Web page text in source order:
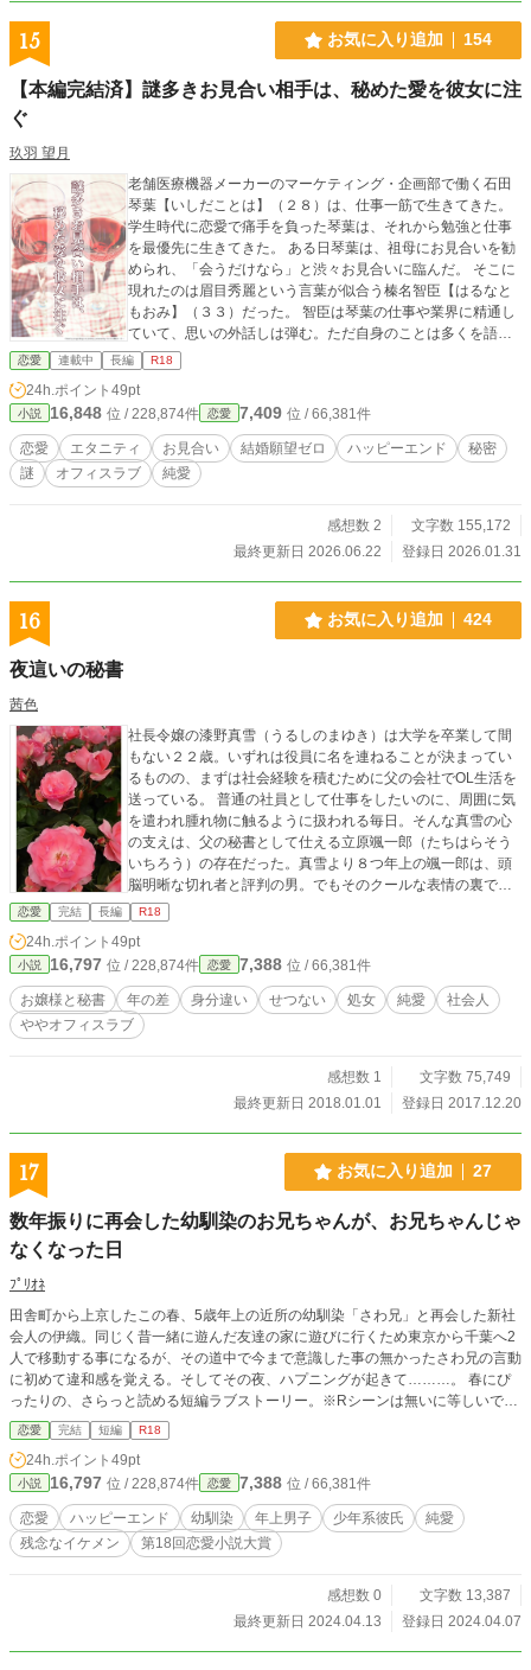
15 お気に入り追加 154
【本編完結済】謎多きお見合い相手は、秘めた愛を彼女に注
ぐ
玖羽 望月
老舗医療機器メーカーのマーケティング・企画部で働く石田
琴葉【いしだことは】（２８）は、仕事一筋で生きてきた。
学生時代に恋愛で痛手を負った琴葉は、それから勉強と仕事
を最優先に生きてきた。 ある日琴葉は、祖母にお見合いを勧
められ、「会うだけなら」と渋々お見合いに臨んだ。 そこに
現れたのは眉目秀麗という言葉が似合う榛名智臣【はるなと
もおみ】（３３）だった。 智臣は琴葉の仕事や業界に精通し
ていて、思いの外話しは弾む。ただ自身のことは多くを語ら
ず、会話の端々に謎を残してお見合いは終わった。 その後何
も連絡はなく、気になりながらも目の前の仕事に全力を尽く
す琴葉。 やがて迎えた、上層部の集う重要会議。 緊張感の
中、突如発表されたのはマーケティング・企画部長の異動
と、新たな部長の着任だった。 そこに現れた新部長は―― 第
19回恋愛小説大賞にて奨励賞をいただきました。ありがとう
ございます。
恋愛 連載中 長編 R18
24h.ポイント 49pt
小説 16,848 位 / 228,874件 恋愛 7,409 位 / 66,381件
恋愛 エタニティ お見合い 結婚願望ゼロ ハッピーエンド
秘密
謎
オフィスラブ 純愛
感想数 2
文字数 155,172
最終更新日 2026.06.22
登録日 2026.01.31
16 お気に入り追加 424
夜這いの秘書
茜色
社長令嬢の漆野真雪（うるしのまゆき）は大学を卒業して間
もない２２歳。いずれは役員に名を連ねることが決まってい
るものの、まずは社会経験を積むために父の会社でOL生活を
送っている。 普通の社員として仕事をしたいのに、周囲に気
を遣われ腫れ物に触るように扱われる毎日。そんな真雪の心
の支えは、父の秘書として仕える立原颯一郎（たちはらそう
いちろう）の存在だった。真雪より８つ年上の颯一郎は、頭
脳明晰な切れ者と評判の男。でもそのクールな表情の裏で、
真雪を混乱させるセクシャルな秘密を抱えていて・・・。 ☆
全２０話です。１話目のみ、ヒロインの高校時代の日記形式
になっています。「ムーンライトノベルズ」様にも投稿して
おります。
恋愛 完結 長編 R18
24h.ポイント 49pt
小説 16,797 位 / 228,874件 恋愛 7,388 位 / 66,381件
お嬢様と秘書 年の差 身分違い せつない 処女 純愛
社会人
ややオフィスラブ
感想数 1
文字数 75,749
最終更新日 2018.01.01
登録日 2017.12.20
17 お気に入り追加 27
数年振りに再会した幼馴染のお兄ちゃんが、お兄ちゃんじゃ
なくなった日
ﾌﾟﾘｵﾈ
田舎町から上京したこの春、5歳年上の近所の幼馴染「さわ兄」と再会した新社
会人の伊織。同じく昔一緒に遊んだ友達の家に遊びに行くため東京から千葉へ2
人で移動する事になるが、その道中で今まで意識した事の無かったさわ兄の言動
に初めて違和感を覚える。そしてその夜、ハプニングが起きて………。 春にぴ
ったりの、さらっと読める短編ラブストーリー。※Rシーンは無いに等しいです
※スマホがまだない時代設定です。
恋愛 完結 短編 R18
24h.ポイント 49pt
小説 16,797 位 / 228,874件 恋愛 7,388 位 / 66,381件
恋愛 ハッピーエンド 幼馴染 年上男子 少年系彼氏
純愛
残念なイケメン
第18回恋愛小説大賞
感想数 0
文字数 13,387
最終更新日 2024.04.13
登録日 2024.04.07